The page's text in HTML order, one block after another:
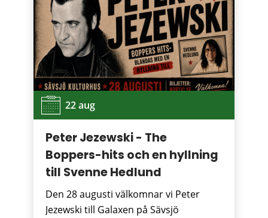
22 aug
Peter Jezewski - The
Boppers-hits och en hyllning
till Svenne Hedlund
Den 28 augusti välkomnar vi Peter
Jezewski till Galaxen på Sävsjö